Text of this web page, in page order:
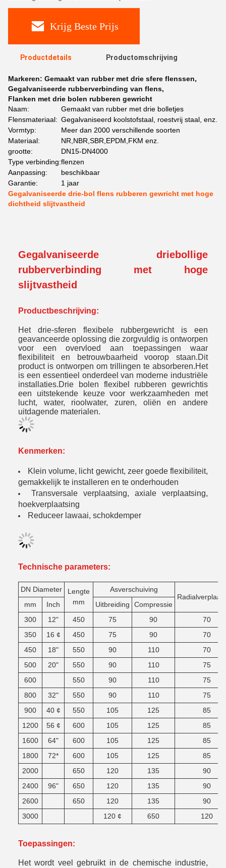
Krijg Beste Prijs
Productdetails Productomschrijving
Markeren: Gemaakt van rubber met drie sfere flenssen,
Gegalvaniseerde rubberverbinding van flens,
Flanken met drie bolen rubberen gewricht
Naam:
Gemaakt van rubber met drie bolletjes
Flensmateriaal: Gegalvaniseerd koolstofstaal, roestvrij staal, enz.
Vormtyp:
Meer dan 2000 verschillende soorten
Materiaal:
NR,NBR,SBR,EPDM,FKM enz.
grootte:
DN15-DN4000
Type verbinding:flenzen
Aanpassing:
beschikbaar
Garantie:
1 jaar
Gegalvaniseerde drie-bol flens rubberen gewricht met hoge
dichtheid slijtvastheid
Gegalvaniseerde driebollige
rubberverbinding met hoge
slijtvastheid
Productbeschrijving:
Het drie-sferen flexibele rubbergewricht is een
geavanceerde oplossing die zorgvuldig is ontworpen
voor een overvloed aan toepassingen waar
flexibiliteit en betrouwbaarheid voorop staan.Dit
product is ontworpen om trillingen te absorberen.Het
is een essentieel onderdeel van moderne industriële
installaties.Drie bolen flexibel rubberen gewrichtis
een uitstekende keuze voor werkzaamheden met
lucht, water, rioolwater, zuren, oliën en andere
uitdagende materialen.
Kenmerken:
Klein volume, licht gewicht, zeer goede flexibiliteit,
gemakkelijk te installeren en te onderhouden
Transversale verplaatsing, axiale verplaatsing,
hoekverplaatsing
Reduceer lawaai, schokdemper
Technische parameters:
DN Diameter
Lengte
mm
Asverschuiving
mm
Inch Uitbreiding
Compressie
300
12" 450 75 90
70
350
16 ¢ 450 75 90
70
450
18" 550 90 110
70
500
20" 550 90 110
75
600
550 90 110
75
800
32" 550 90 110
75
900
40 ¢ 550 105 125
85
1200
56 ¢ 600 105 125
85
1600
64" 600 105 125
85
1800
72* 600 105 125
85
2000
650 120 135
90
2400
96" 650 120 135
90
2600
650 120 135
90
3000
120 ¢ 650 120
Toepassingen:
Het wordt veel gebruikt in de chemische industrie,